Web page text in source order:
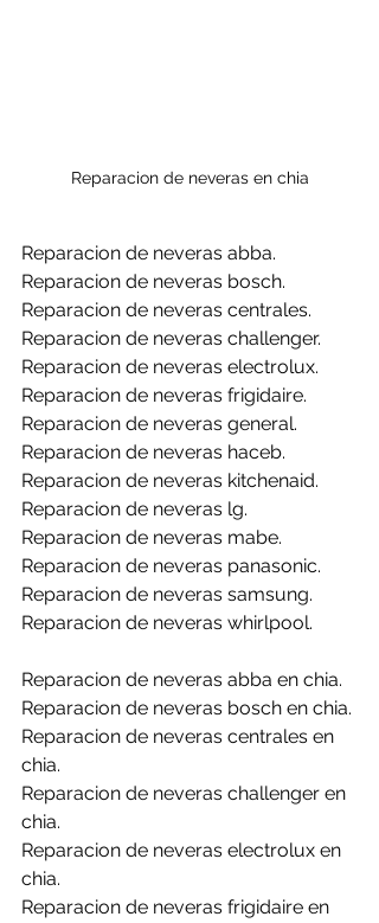
Reparacion de neveras en chia
Reparacion de neveras abba.
Reparacion de neveras bosch.
Reparacion de neveras centrales.
Reparacion de neveras challenger.
Reparacion de neveras electrolux.
Reparacion de neveras frigidaire.
Reparacion de neveras general.
Reparacion de neveras haceb.
Reparacion de neveras kitchenaid.
Reparacion de neveras lg.
Reparacion de neveras mabe.
Reparacion de neveras panasonic.
Reparacion de neveras samsung.
Reparacion de neveras whirlpool.
Reparacion de neveras abba en chia.
Reparacion de neveras bosch en chia.
Reparacion de neveras centrales en
chia.
Reparacion de neveras challenger en
chia.
Reparacion de neveras electrolux en
chia.
Reparacion de neveras frigidaire en